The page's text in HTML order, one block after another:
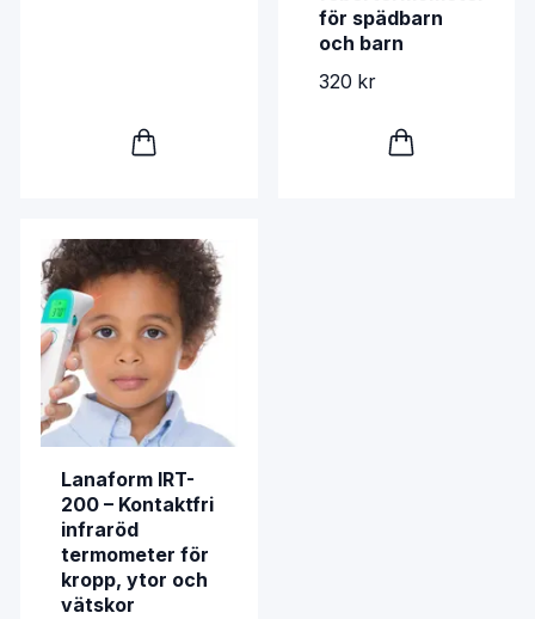
för spädbarn
och barn
320 kr
Lanaform IRT-
200 – Kontaktfri
infraröd
termometer för
kropp, ytor och
vätskor